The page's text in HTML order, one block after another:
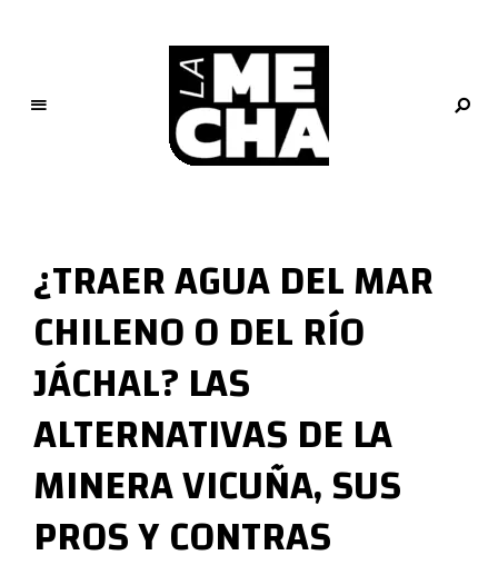
M
e
c
h
a
PERIODISMO DIGITAL
¿TRAER AGUA DEL MAR
CHILENO O DEL RÍO
JÁCHAL? LAS
ALTERNATIVAS DE LA
MINERA VICUÑA, SUS
PROS Y CONTRAS